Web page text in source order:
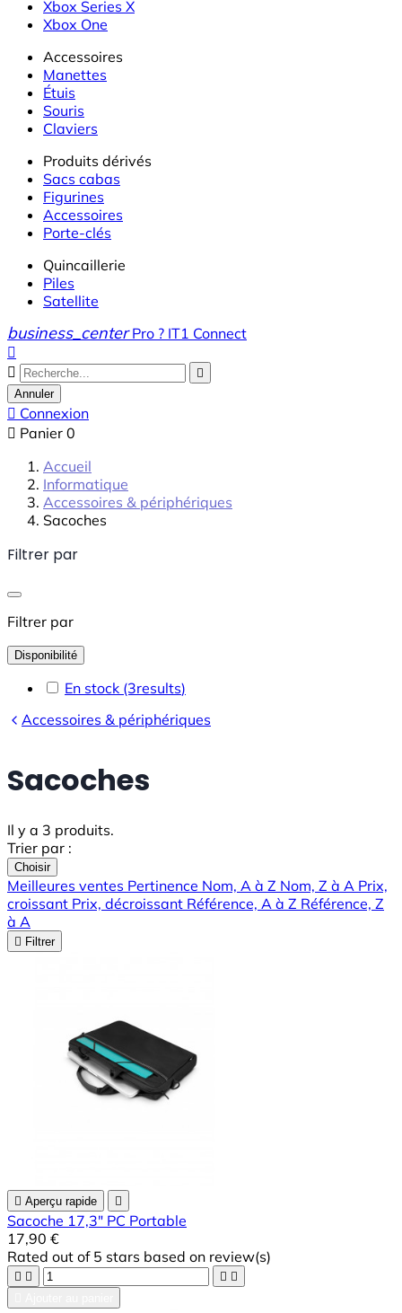
Xbox Series X
Xbox One
Accessoires
Manettes
Étuis
Souris
Claviers
Produits dérivés
Sacs cabas
Figurines
Accessoires
Porte-clés
Quincaillerie
Piles
Satellite
business_center Pro ? IT1 Connect



Annuler
 Connexion
 Panier 0
Accueil
Informatique
Accessoires & périphériques
Sacoches
Filtrer par
Filtrer par
Disponibilité
En stock (3results)
Accessoires & périphériques
Sacoches
Il y a 3 produits.
Trier par :
Choisir
Meilleures ventes Pertinence Nom, A à Z Nom, Z à A Prix,
croissant Prix, décroissant Référence, A à Z Référence, Z
à A
 Filtrer
 Aperçu rapide 
Sacoche 17,3" PC Portable
17,90 €
Rated out of 5 stars based on review(s)
   